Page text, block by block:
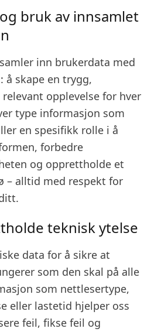
bruk av innsamlet
inn brukerdata med
å skape en trygg,
opplevelse for hver
type informasjon som
en spesifikk rolle i å
forbedre
og opprettholde et
– alltid med respekt for
teknisk ytelse
data for å sikre at
som den skal på alle
som nettlesertype,
eller lastetid hjelper oss
feil, fikse feil og